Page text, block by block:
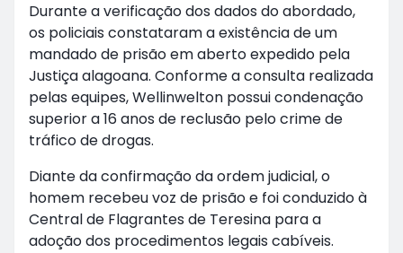
Durante a verificação dos dados do abordado,
os policiais constataram a existência de um
mandado de prisão em aberto expedido pela
Justiça alagoana. Conforme a consulta realizada
pelas equipes, Wellinwelton possui condenação
superior a 16 anos de reclusão pelo crime de
tráfico de drogas.
Diante da confirmação da ordem judicial, o
homem recebeu voz de prisão e foi conduzido à
Central de Flagrantes de Teresina para a
adoção dos procedimentos legais cabíveis.